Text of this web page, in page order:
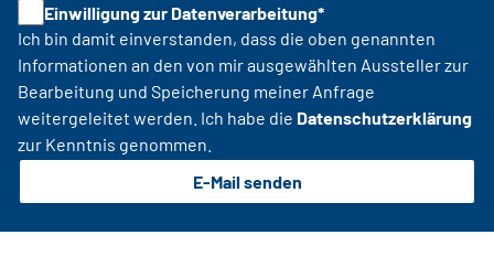
Einwilligung zur Datenverarbeitung*
Ich bin damit einverstanden, dass die oben genannten
Informationen an den von mir ausgewählten Aussteller zur
Bearbeitung und Speicherung meiner Anfrage
weitergeleitet werden. Ich habe die Datenschutzerklärung
zur Kenntnis genommen.
E-Mail senden